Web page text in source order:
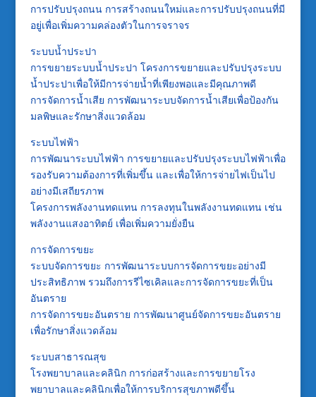
การปรับปรุงถนน การสร้างถนนใหม่และการปรับปรุงถนนที่มี
อยู่เพื่อเพิ่มความคล่องตัวในการจราจร
ระบบน้ำประปา
การขยายระบบน้ำประปา โครงการขยายและปรับปรุงระบบ
น้ำประปาเพื่อให้มีการจ่ายน้ำที่เพียงพอและมีคุณภาพดี
การจัดการน้ำเสีย การพัฒนาระบบจัดการน้ำเสียเพื่อป้องกัน
มลพิษและรักษาสิ่งแวดล้อม
ระบบไฟฟ้า
การพัฒนาระบบไฟฟ้า การขยายและปรับปรุงระบบไฟฟ้าเพื่อ
รองรับความต้องการที่เพิ่มขึ้น และเพื่อให้การจ่ายไฟเป็นไป
อย่างมีเสถียรภาพ
โครงการพลังงานทดแทน การลงทุนในพลังงานทดแทน เช่น
พลังงานแสงอาทิตย์ เพื่อเพิ่มความยั่งยืน
การจัดการขยะ
ระบบจัดการขยะ การพัฒนาระบบการจัดการขยะอย่างมี
ประสิทธิภาพ รวมถึงการรีไซเคิลและการจัดการขยะที่เป็น
อันตราย
การจัดการขยะอันตราย การพัฒนาศูนย์จัดการขยะอันตราย
เพื่อรักษาสิ่งแวดล้อม
ระบบสาธารณสุข
โรงพยาบาลและคลินิก การก่อสร้างและการขยายโรง
พยาบาลและคลินิกเพื่อให้การบริการสุขภาพดีขึ้น